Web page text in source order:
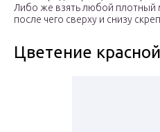
Либо же взять любой плотный
после чего сверху и снизу
Цветение